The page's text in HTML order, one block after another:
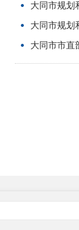
大同市规划
大同市规划
大同市市直